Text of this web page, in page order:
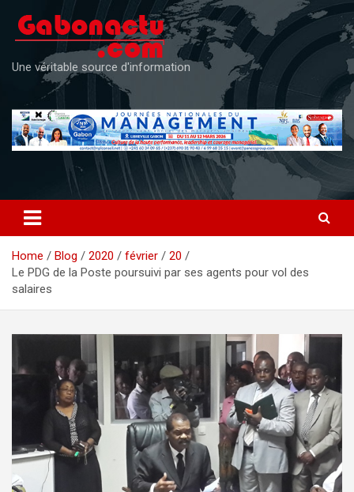
content
Une véritable source d'information
Home Blog 2020 février
20
Le PDG de la Poste poursuivi par ses agents pour vol des
salaires